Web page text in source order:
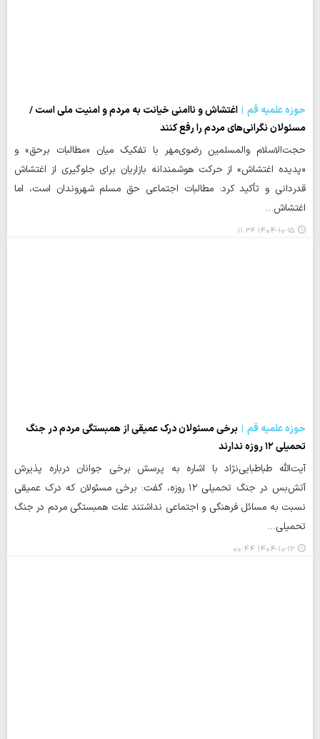
حوزه علمیه قم
اغتشاش و ناامنی خیانت به مردم و امنیت ملی است /
مسئولان نگرانی‌های مردم را رفع کنند
حجت‌الاسلام والمسلمین رضوی‌مهر با تفکیک میان «مطالبات برحق» و
«پدیده اغتشاش» از حرکت هوشمندانه بازاریان برای جلوگیری از اغتشاش
قدردانی و تأکید کرد: مطالبات اجتماعی حق مسلم شهروندان است، اما
اغتشاش…
۱۴۰۴-۱۰-۱۵ ۱۱:۳۶
حوزه علمیه قم
برخی مسئولان درک عمیقی از همبستگی مردم در جنگ
تحمیلی ۱۲ روزه ندارند
آیت‌الله طباطبایی‌نژاد با اشاره به پرسش برخی جوانان درباره پذیرش
آتش‌بس در جنگ تحمیلی ۱۲ روزه، گفت: برخی مسئولان که درک عمیقی
نسبت به مسائل فرهنگی و اجتماعی نداشتند علت همبستگی مردم در جنگ
تحمیلی…
۱۴۰۴-۱۰-۱۲ ۰۰:۴۴